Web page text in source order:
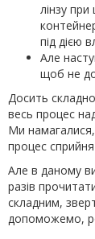
лінзу
під дією
Але
щоб не
Досить
весь процес
Ми
процес
Але в даному
разів
складним,
допоможемо,